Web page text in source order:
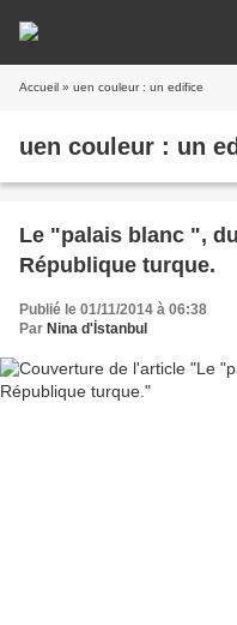
Accueil » uen couleur : un edifice
uen couleur : un
Le "palais blanc ",
République turque.
Publié le 01/11/2014 à 06:38
Par Nina d'İstanbul